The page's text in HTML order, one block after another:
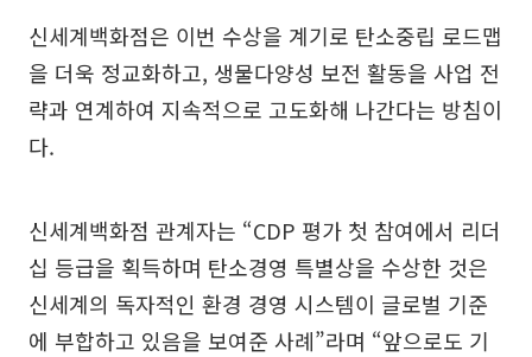
신세계백화점은 이번 수상을 계기로 탄소중립 로드맵
을 더욱 정교화하고, 생물다양성 보전 활동을 사업 전
략과 연계하여 지속적으로 고도화해 나간다는 방침이
다.
신세계백화점 관계자는 “CDP 평가 첫 참여에서 리더
십 등급을 획득하며 탄소경영 특별상을 수상한 것은
신세계의 독자적인 환경 경영 시스템이 글로벌 기준
에 부합하고 있음을 보여준 사례”라며 “앞으로도 기